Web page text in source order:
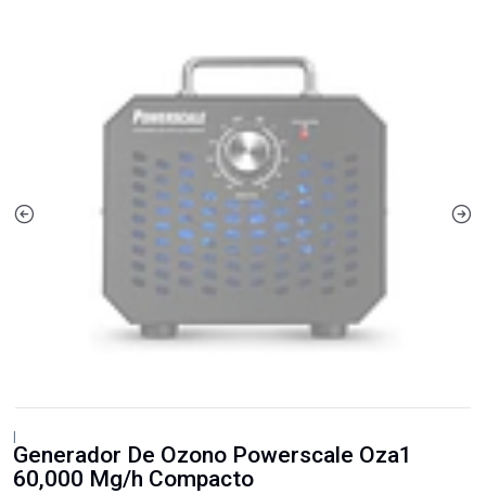
Generador De Ozono Powerscale Oza1
60,000 Mg/h Compacto